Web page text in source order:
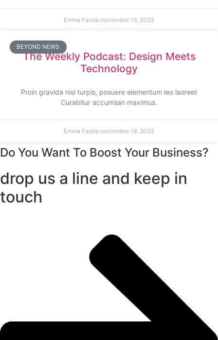
Emma Fauria noviembre 19, 2023
BEYOND NEWS
The Weekly Podcast: Design Meets
Technology
Proin gravida nisi turpis, posuere elementum leo laoreet
Curabitur accumsan maximus.
Emma Fauria noviembre 19, 2023
Do You Want To Boost Your Business?
drop us a line and keep in
touch